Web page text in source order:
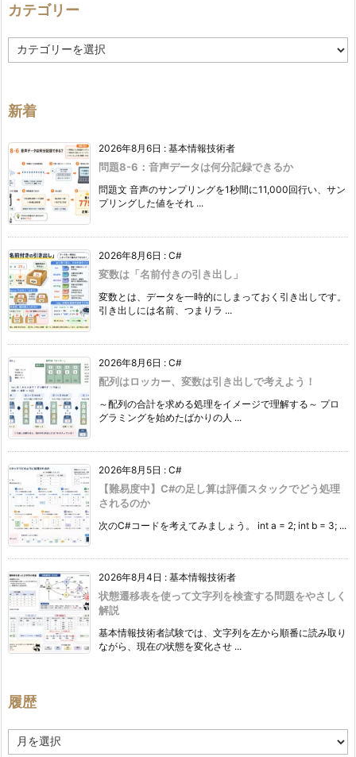
カテゴリー
テ
ー
新着
2026年8月6日 : 基本情報技術者
問題8-6：音声データは何分記録できるか
問題文 音声のサンプリングを1秒間に11,000回行い、サン
プリングした値をそれ ...
2026年8月6日 : C#
変数は「名前付きの引き出し」
変数とは、データを一時的にしまっておく引き出しです。
引き出しには名前、つまりラ ...
2026年8月6日 : C#
配列はロッカー、変数は引き出しで考えよう！
～配列の合計を求める処理をイメージで理解する～ プロ
グラミングを始めたばかりの人 ...
2026年8月5日 : C#
【難易度中】C#の足し算は評価スタックでどう処理
されるのか
次のC#コードを考えてみましょう。 int a = 2; int b = 3; ...
2026年8月4日 : 基本情報技術者
状態遷移表を使って文字列を検査する問題をやさしく
解説
基本情報技術者試験では、文字列を左から順番に読み取り
ながら、現在の状態を変化させ ...
履歴
歴